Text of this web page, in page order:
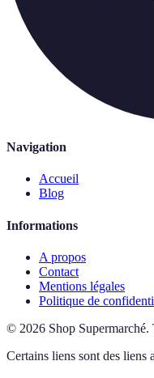
Navigation
Accueil
Blog
Informations
A propos
Contact
Mentions légales
Politique de
© 2026 Shop Supermarché.
Certains liens sont des liens